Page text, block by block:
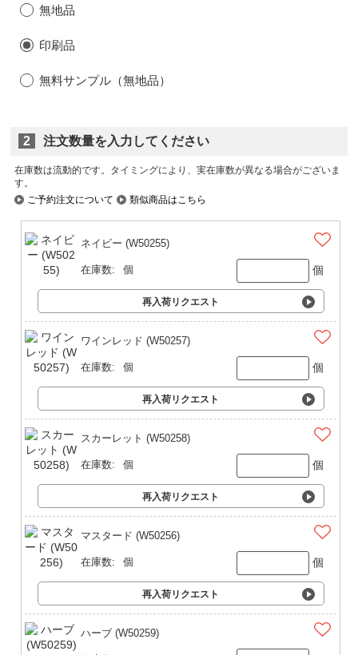
無地品
印刷品
無料サンプル（無地品）
2 注文数量を入力してください
在庫数は流動的です。タイミングにより、実在庫数が異なる場合がございま
す。
ご予約注文について
類似商品はこちら
ネイビー (W50255)
在庫数: 個 個
再入荷リクエスト
ワインレッド (W50257)
在庫数: 個 個
再入荷リクエスト
スカーレット (W50258)
在庫数: 個 個
再入荷リクエスト
マスタード (W50256)
在庫数: 個 個
再入荷リクエスト
ハーブ (W50259)